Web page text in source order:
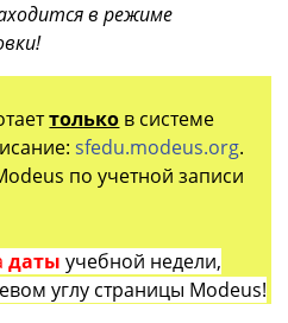
в режиме
только в системе
sfedu.modeus.org.
по учетной записи
датыучебной недели,
углу страницы Modeus!